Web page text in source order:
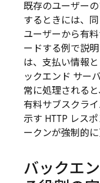
既存のユーザー
するときには、
ユーザーから有
ードする例で説
は、支払い情報
ックエンド サー
常に処理される
有料サブスクラ
示す HTTP レス
ークンが強制的に
バックエ